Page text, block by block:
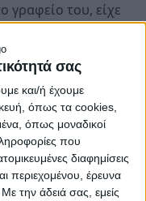
σας
και/ή έχουμε
όπως τα cookies,
όπως μοναδικοί
που
διαφημίσεις
περιεχομένου, έρευνα
Με την άδειά σας, εμείς
γραφείο του, είχε
Θανάσης
αυτής ήταν η
της μελέτης
Μετά τη
Τρινάσου Ν.
της Άρτας»…
14 χρόνια και ακόμη